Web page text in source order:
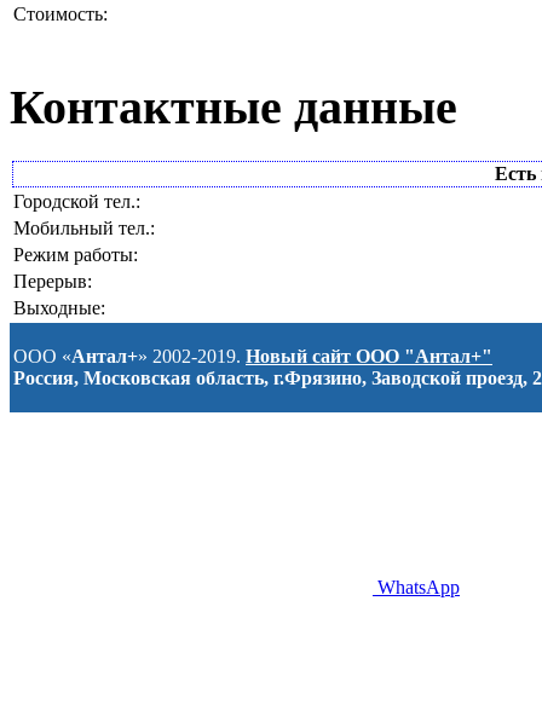
Стоимость:
Контактные данные
Есть
Городской тел.:
Мобильный тел.:
Режим работы:
Перерыв:
Выходные:
ООО «Антал+» 2002-2019. Новый сайт ООО "Антал+"
Россия, Московская область, г.Фрязино, Заводской проезд, 2
WhatsApp